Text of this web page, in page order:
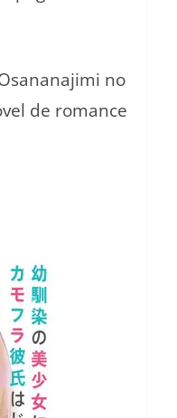
no
de romance